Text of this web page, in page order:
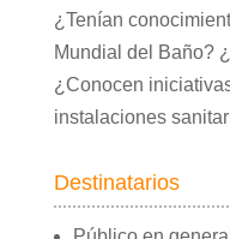
¿Tenían
Mundial del Baño?
¿Conocen
instalaciones
Destinatarios